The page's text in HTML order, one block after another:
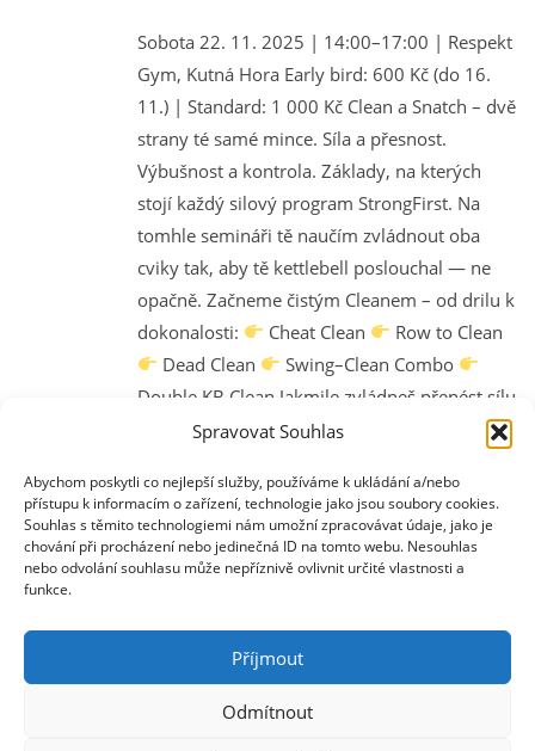
Spravovat Souhlas
Abychom poskytli co nejlepší služby, používáme k ukládání a/nebo
přístupu k informacím o zařízení, technologie jako jsou soubory cookies.
Souhlas s těmito technologiemi nám umožní zpracovávat údaje, jako je
chování při procházení nebo jedinečná ID na tomto webu. Nesouhlas
nebo odvolání souhlasu může nepříznivě ovlivnit určité vlastnosti a
funkce.
Příjmout
Odmítnout
Sobota 22. 11. 2025 | 14:00–17:00 | Respekt
Gym, Kutná Hora Early bird: 600 Kč (do 16.
11.) | Standard: 1 000 Kč Clean a Snatch – dvě
strany té samé mince. Síla a přesnost.
Výbušnost a kontrola. Základy, na kterých
stojí každý silový program StrongFirst. Na
tomhle semináři tě naučím zvládnout oba
cviky tak, aby tě kettlebell poslouchal — ne
opačně. Začneme čistým Cleanem – od drilu k
dokonalosti:
Cheat Clean
Row to Clean
Dead Clean
Swing–Clean Combo
Double KB Clean Jakmile zvládneš přenést sílu
z kyčlí do hladkého přechodu do racku,
dovedností. Tam tě čeká precizní práce s drily
jako:
Clean to Snatch Progression
Solid
Overhead Position Drills
Half & Reverse
Zobrazit více